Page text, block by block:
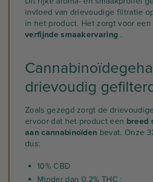
invloed van drievoudige filtratie
in het product. Het zorgt voor een
verfijnde smaakervaring .
drievoudig
Zoals gezegd zorgt de
ervoor dat het product een breed
aan cannabinoïden bevat. Onze
dus:
10% CBD
Minder dan 0,2% THC ;